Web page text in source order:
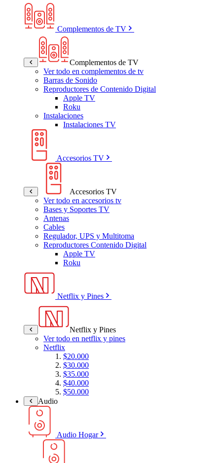
Complementos de TV
Complementos de TV
Ver todo en complementos de tv
Barras de Sonido
Reproductores de Contenido Digital
Apple TV
Roku
Instalaciones
Instalaciones TV
Accesorios TV
Accesorios TV
Ver todo en accesorios tv
Bases y Soportes TV
Antenas
Cables
Regulador, UPS y Multitoma
Reproductores Contenido Digital
Apple TV
Roku
Netflix y Pines
Netflix y Pines
Ver todo en netflix y pines
Netflix
$20.000
$30.000
$35.000
$40.000
$50.000
Audio
Audio Hogar